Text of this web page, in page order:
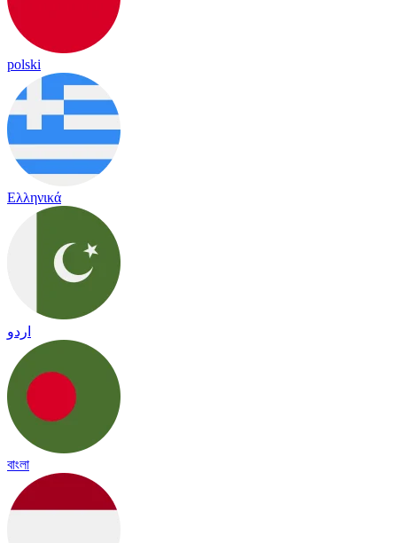
polski
Ελληνικά
اردو
বাংলা